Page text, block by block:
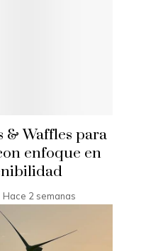
& Waffles para
enfoque en
Hace 2 semanas